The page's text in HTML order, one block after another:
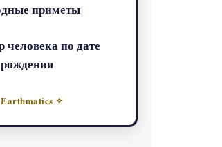
приметы
человека по дате
рождения
✧